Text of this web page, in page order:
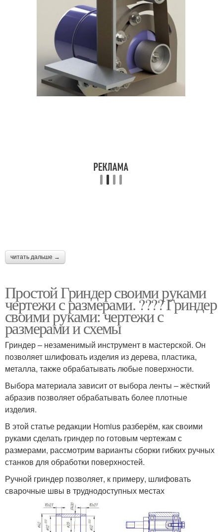
читать дальше →
Простой Гриндер своими руками
чертежи с размерами. ???? Гриндер
своими руками: чертежи с
размерами и схемы
Гриндер – незаменимый инструмент в мастерской. Он
позволяет шлифовать изделия из дерева, пластика,
металла, также обрабатывать любые поверхности.
Выбора материала зависит от выбора ленты – жёсткий
абразив позволяет обрабатывать более плотные
изделия.
В этой статье редакции Homius разберём, как своими
руками сделать гриндер по готовым чертежам с
размерами, рассмотрим варианты сборки гибких ручных
станков для обработки поверхностей.
Ручной гриндер позволяет, к примеру, шлифовать
сварочные швы в труднодоступных местах